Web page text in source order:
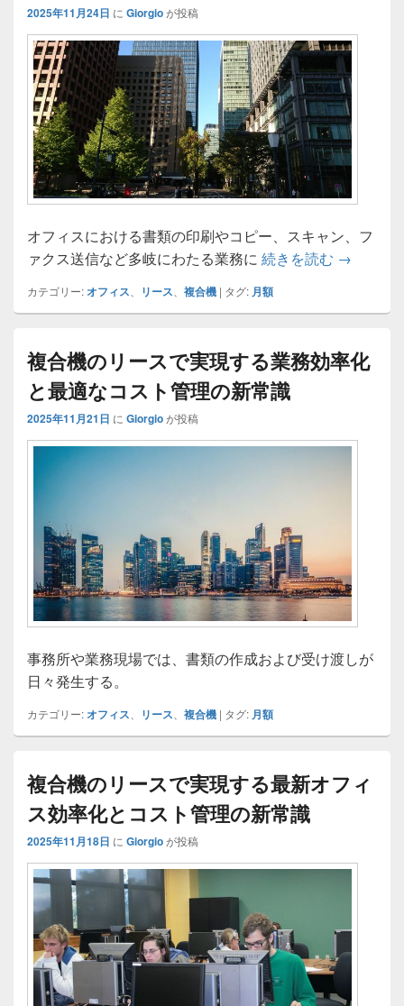
2025年11月24日 に Giorgioが投稿
オフィスにおける書類の印刷やコピー、スキャン、フ
ァクス送信など多岐にわたる業務に 続きを読む 中小企業
→
カテゴリー:オフィス リース 複合機 | タグ: 月額
複合機のリースで実現する業務効率化
と最適なコスト管理の新常識
2025年11月21日 に Giorgioが投稿
事務所や業務現場では、書類の作成および受け渡しが
日々発生する。
カテゴリー:オフィス リース 複合機 | タグ: 月額
複合機のリースで実現する最新オフィ
ス効率化とコスト管理の新常識
2025年11月18日 に Giorgioが投稿